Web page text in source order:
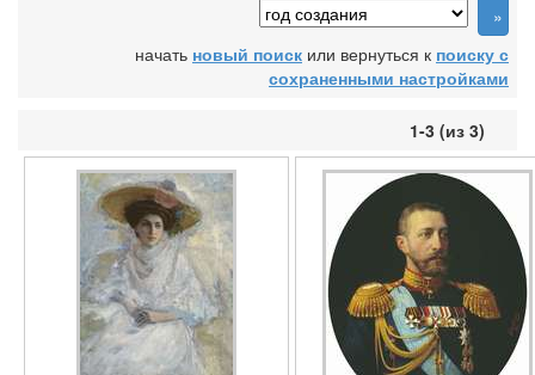
начать новый поиск или вернуться к поиску с
сохраненными настройками
1-3 (из 3)